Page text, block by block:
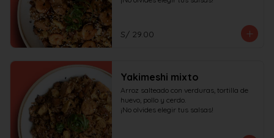
S/ 29.00
Yakimeshi mixto
Arroz salteado con verduras, tortilla de
huevo, pollo y cerdo.
¡No olvides elegir tus salsas!